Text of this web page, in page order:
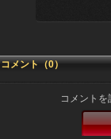
コメント（0）
コメントを